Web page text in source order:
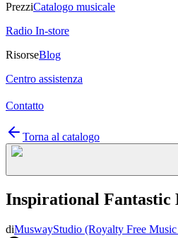
PrezziCatalogo musicale
Radio In-store
RisorseBlog
Centro assistenza
Contatto
Torna al catalogo
Inspirational Fantastic
diMuswayStudio (Royalty Free